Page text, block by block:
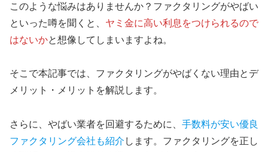
このような悩みはありませんか？ファクタリングがやばい
といった噂を聞くと、 ヤミ金に高い利息をつけられるので
はないかと想像してしまいますよね。
そこで本記事では、ファクタリングがやばくない理由とデ
メリット・メリットを解説します。
さらに、やばい業者を回避するために、 手数料が安い優良
ファクタリング会社も紹介 します。ファクタリングを正し